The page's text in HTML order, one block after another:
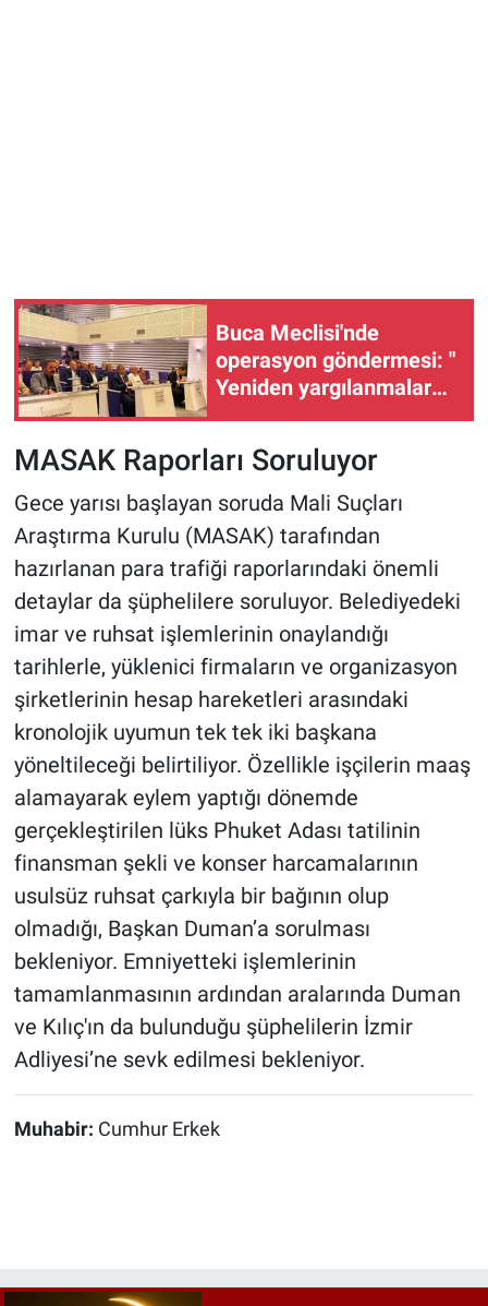
Buca Meclisi'nde
operasyon göndermesi: "
Yeniden yargılanmalar
olur"
MASAK Raporları Soruluyor
Gece yarısı başlayan soruda Mali Suçları
Araştırma Kurulu (MASAK) tarafından
hazırlanan para trafiği raporlarındaki önemli
detaylar da şüphelilere soruluyor. Belediyedeki
imar ve ruhsat işlemlerinin onaylandığı
tarihlerle, yüklenici firmaların ve organizasyon
şirketlerinin hesap hareketleri arasındaki
kronolojik uyumun tek tek iki başkana
yöneltileceği belirtiliyor. Özellikle işçilerin maaş
alamayarak eylem yaptığı dönemde
gerçekleştirilen lüks Phuket Adası tatilinin
finansman şekli ve konser harcamalarının
usulsüz ruhsat çarkıyla bir bağının olup
olmadığı, Başkan Duman’a sorulması
bekleniyor. Emniyetteki işlemlerinin
tamamlanmasının ardından aralarında Duman
ve Kılıç'ın da bulunduğu şüphelilerin İzmir
Adliyesi’ne sevk edilmesi bekleniyor.
Muhabir: Cumhur Erkek